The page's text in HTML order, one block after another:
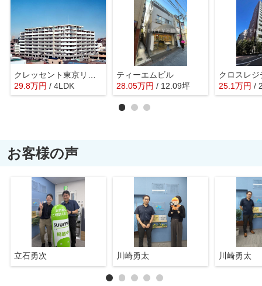
29.8万円 / 4LDK
ティーエムビル
28.05万円 / 12.09坪 25.1万円 /
お客様の声
立石勇次 川崎勇太 川崎勇太